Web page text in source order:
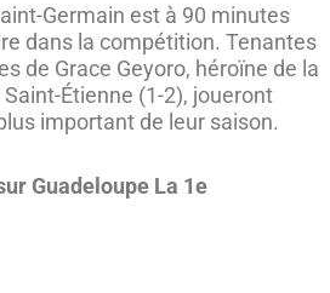
Germain est à 90 minutes
dans la compétition. Tenantes
de Grace Geyoro, héroïne de la
Étienne (1-2), joueront
important de leur saison.
Guadeloupe La 1e